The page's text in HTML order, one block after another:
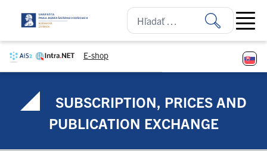
E-shop
Open
SUBSCRIPTION, PRICES AND
PUBLICATION EXCHANGE